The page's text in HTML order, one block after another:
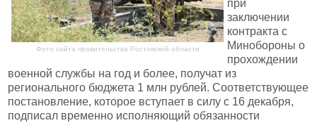
Фото сайта правительства Ростовской области
при
заключении
контракта с
Минобороны о
прохождении
военной службы на год и более, получат из
регионального бюджета 1 млн рублей. Соответствующее
постановление, которое вступает в силу с 16 декабря,
подписал временно исполняющий обязанности